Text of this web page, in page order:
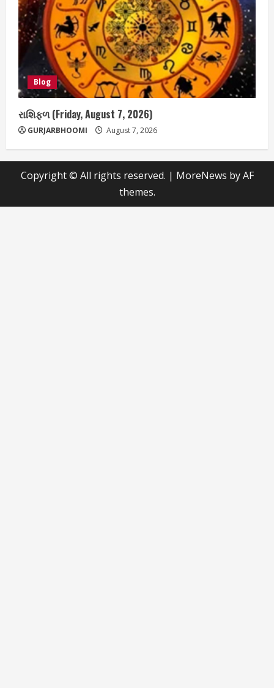
Blog
રાશિફળ (Friday, August 7, 2026)
GURJARBHOOMI August 7, 2026
Copyright © All rights reserved. | MoreNews by AF
themes.